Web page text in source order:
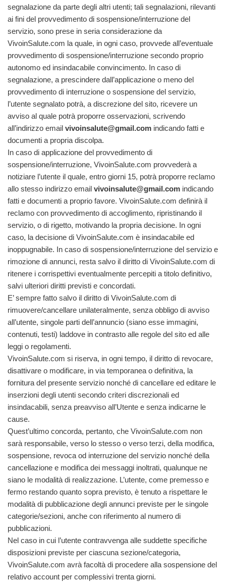
segnalazione da parte degli altri utenti; tali segnalazioni, rilevanti
ai fini del provvedimento di sospensione/interruzione del
servizio, sono prese in seria considerazione da
VivoinSalute.com la quale, in ogni caso, provvede all’eventuale
provvedimento di sospensione/interruzione secondo proprio
autonomo ed insindacabile convincimento. In caso di
segnalazione, a prescindere dall’applicazione o meno del
provvedimento di interruzione o sospensione del servizio,
l’utente segnalato potrà, a discrezione del sito, ricevere un
avviso al quale potrà proporre osservazioni, scrivendo
all’indirizzo email vivoinsalute@gmail.com indicando fatti e
documenti a propria discolpa.
In caso di applicazione del provvedimento di
sospensione/interruzione, VivoinSalute.com provvederà a
notiziare l’utente il quale, entro giorni 15, potrà proporre reclamo
allo stesso indirizzo email vivoinsalute@gmail.com indicando
fatti e documenti a proprio favore. VivoinSalute.com definirà il
reclamo con provvedimento di accoglimento, ripristinando il
servizio, o di rigetto, motivando la propria decisione. In ogni
caso, la decisione di VivoinSalute.com è insindacabile ed
inoppugnabile. In caso di sospensione/interruzione del servizio e
rimozione di annunci, resta salvo il diritto di VivoinSalute.com di
ritenere i corrispettivi eventualmente percepiti a titolo definitivo,
salvi ulteriori diritti previsti e concordati.
E’ sempre fatto salvo il diritto di VivoinSalute.com di
rimuovere/cancellare unilateralmente, senza obbligo di avviso
all’utente, singole parti dell’annuncio (siano esse immagini,
contenuti, testi) laddove in contrasto alle regole del sito ed alle
leggi o regolamenti.
VivoinSalute.com si riserva, in ogni tempo, il diritto di revocare,
disattivare o modificare, in via temporanea o definitiva, la
fornitura del presente servizio nonché di cancellare ed editare le
inserzioni degli utenti secondo criteri discrezionali ed
insindacabili, senza preavviso all’Utente e senza indicarne le
cause.
Quest’ultimo concorda, pertanto, che VivoinSalute.com non
sarà responsabile, verso lo stesso o verso terzi, della modifica,
sospensione, revoca od interruzione del servizio nonché della
cancellazione e modifica dei messaggi inoltrati, qualunque ne
siano le modalità di realizzazione. L’utente, come premesso e
fermo restando quanto sopra previsto, è tenuto a rispettare le
modalità di pubblicazione degli annunci previste per le singole
categorie/sezioni, anche con riferimento al numero di
pubblicazioni.
Nel caso in cui l’utente contravvenga alle suddette specifiche
disposizioni previste per ciascuna sezione/categoria,
VivoinSalute.com avrà facoltà di procedere alla sospensione del
relativo account per complessivi trenta giorni.